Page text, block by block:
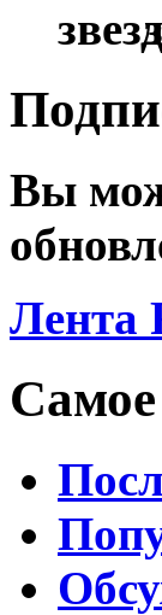
Вы
Лента
Самое